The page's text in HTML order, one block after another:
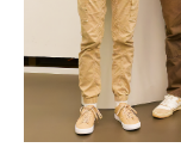
AHV-
IV-
Archive und
Bücher,